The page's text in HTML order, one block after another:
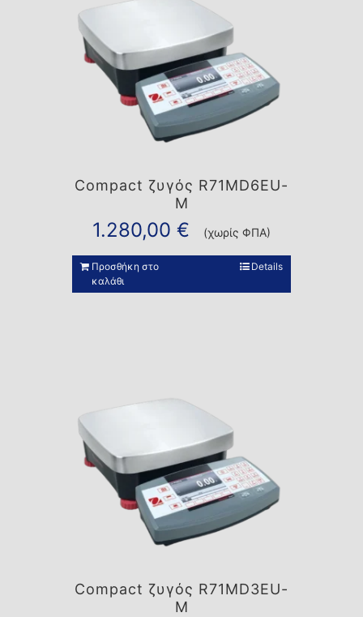
Compact ζυγός R71MD6EU-
M
1.280,00 € (χωρίς ΦΠΑ)
Προσθήκη στο
καλάθι
Details
Compact ζυγός R71MD3EU-
M